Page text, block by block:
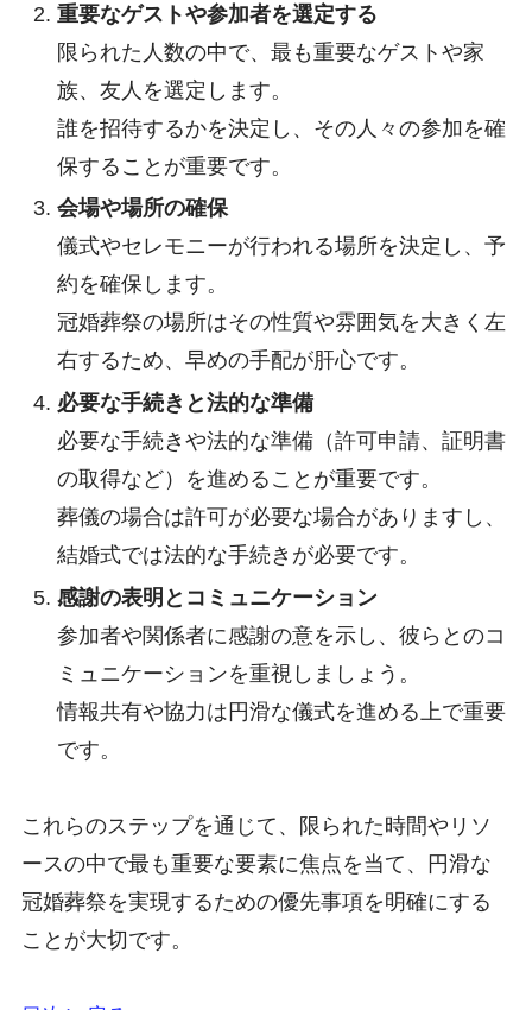
重要なゲストや参加者を選定する
限られた人数の中で、最も重要なゲストや家
族、友人を選定します。
誰を招待するかを決定し、その人々の参加を確
保することが重要です。
会場や場所の確保
儀式やセレモニーが行われる場所を決定し、予
約を確保します。
冠婚葬祭の場所はその性質や雰囲気を大きく左
右するため、早めの手配が肝心です。
必要な手続きと法的な準備
必要な手続きや法的な準備（許可申請、証明書
の取得など）を進めることが重要です。
葬儀の場合は許可が必要な場合がありますし、
結婚式では法的な手続きが必要です。
感謝の表明とコミュニケーション
参加者や関係者に感謝の意を示し、彼らとのコ
ミュニケーションを重視しましょう。
情報共有や協力は円滑な儀式を進める上で重要
です。
これらのステップを通じて、限られた時間やリソ
ースの中で最も重要な要素に焦点を当て、円滑な
冠婚葬祭を実現するための優先事項を明確にする
ことが大切です。